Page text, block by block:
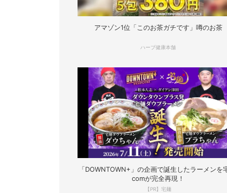
アマゾン1位「このお茶ガチです」噂のお茶
ハーブ健康本舗
「DOWNTOWN+」の企画で誕生したラーメンを
comが完全再現！
【PR】宅麺